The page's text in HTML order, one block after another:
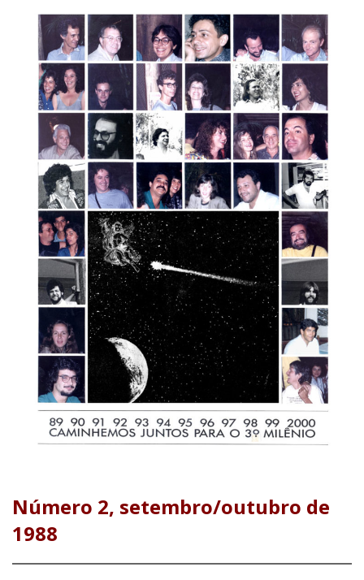
Número 2, setembro/outubro de
1988